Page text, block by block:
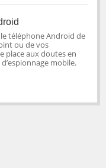
téléphone Android de
ou de vos
place aux doutes en
mobile.